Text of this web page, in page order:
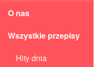
O nas
Wszystkie przepisy
Hity dnia